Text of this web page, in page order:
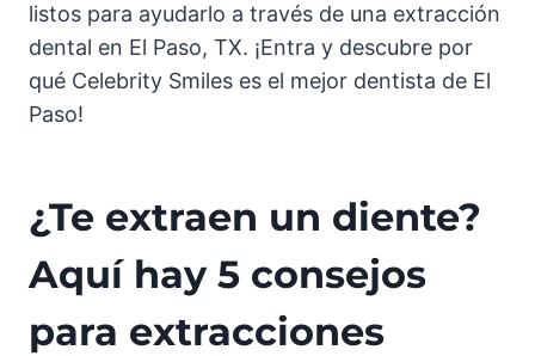
listos para ayudarlo a través de una extracción
dental en El Paso, TX. ¡Entra y descubre por
qué Celebrity Smiles es el mejor dentista de El
Paso!
¿Te extraen un diente?
Aquí hay 5 consejos
para extracciones